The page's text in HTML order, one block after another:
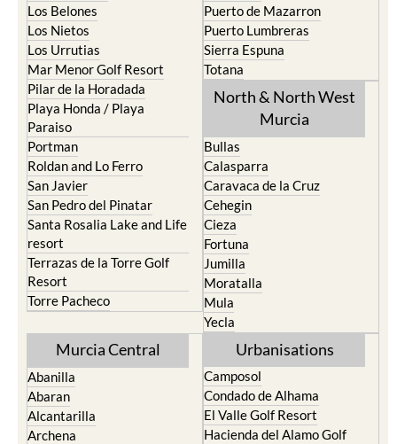
Los Belones
Los Nietos
Los Urrutias
Mar Menor Golf Resort
Pilar de la Horadada
Playa Honda / Playa
Paraiso
Portman
Roldan and Lo Ferro
San Javier
San Pedro del Pinatar
Santa Rosalia Lake and Life
resort
Terrazas de la Torre Golf
Resort
Torre Pacheco
Puerto de Mazarron
Puerto Lumbreras
Sierra Espuna
Totana
North & North West
Murcia
Bullas
Calasparra
Caravaca de la Cruz
Cehegin
Cieza
Fortuna
Jumilla
Moratalla
Mula
Yecla
Murcia Central
Abanilla
Abaran
Alcantarilla
Archena
Urbanisations
Camposol
Condado de Alhama
El Valle Golf Resort
Hacienda del Alamo Golf